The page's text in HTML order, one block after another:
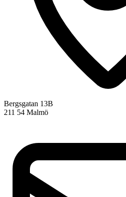
Bergsgatan 13B
211 54 Malmö